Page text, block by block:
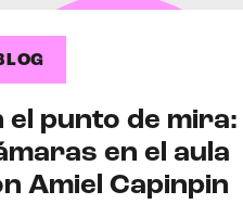
el punto de mira:
en el aula
Amiel Capinpin